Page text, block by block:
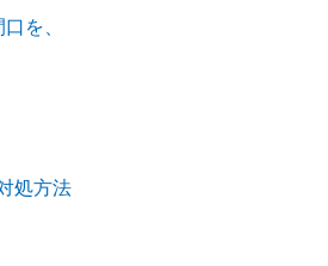
を、
処方法